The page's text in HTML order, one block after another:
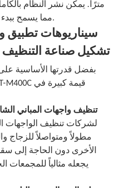
مما يسمح ببدء العمليات بكفاءة وسرعة.
سيناريوهات تطبيق
تشكيل صناعة التنظيف
تنظيف واجهات المباني
لشركات تنظيف الواجهات
مطولاً ومتواصلاً للزجاج
الأخرى دون الحاجة إلى
يجعله مثالياً للمجمعات